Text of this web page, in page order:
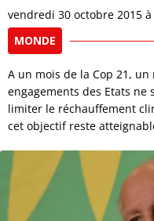
vendredi 30 octobre 2015 à
MONDE
A un mois de la Cop 21,
engagements des Etats
limiter le réchauffement
cet objectif reste